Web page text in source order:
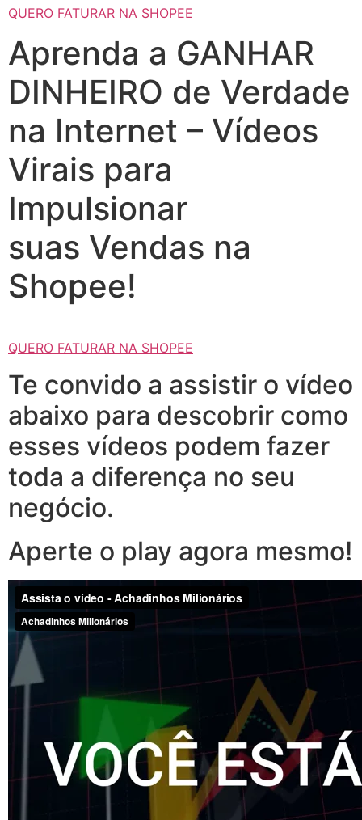
QUERO FATURAR NA SHOPEE
Aprenda a GANHAR
DINHEIRO de Verdade
na Internet – Vídeos
Virais para
Impulsionar
suas Vendas na
Shopee!
QUERO FATURAR NA SHOPEE
Te convido a assistir o vídeo
abaixo para descobrir como
esses vídeos podem fazer
toda a diferença no seu
negócio.
Aperte o play agora mesmo!